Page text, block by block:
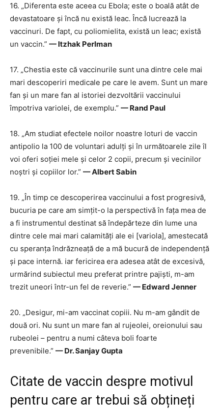
16. „Diferenta este aceea cu Ebola; este o boală atât de
devastatoare și încă nu există leac. Încă lucrează la
vaccinuri. De fapt, cu poliomielita, există un leac; există
un vaccin.” — Itzhak Perlman
17. „Chestia este că vaccinurile sunt una dintre cele mai
mari descoperiri medicale pe care le avem. Sunt un mare
fan și un mare fan al istoriei dezvoltării vaccinului
împotriva variolei, de exemplu.” — Rand Paul
18. „Am studiat efectele noilor noastre loturi de vaccin
antipolio la 100 de voluntari adulți și în următoarele zile îl
voi oferi soției mele și celor 2 copii, precum și vecinilor
noștri și copiilor lor.” — Albert Sabin
19. „În timp ce descoperirea vaccinului a fost progresivă,
bucuria pe care am simțit-o la perspectivă în fața mea de
a fi instrumentul destinat să îndepărteze din lume una
dintre cele mai mari calamități ale ei [variola], amestecată
cu speranța îndrăzneață de a mă bucură de independență
și pace internă. iar fericirea era adesea atât de excesivă,
urmărind subiectul meu preferat printre pajiști, m-am
trezit uneori într-un fel de reverie.” — Edward Jenner
20. „Desigur, mi-am vaccinat copiii. Nu m-am gândit de
două ori. Nu sunt un mare fan al rujeolei, oreionului sau
rubeolei – pentru a numi câteva boli foarte
prevenibile.” — Dr. Sanjay Gupta
Citate de vaccin despre motivul
pentru care ar trebui să obțineți